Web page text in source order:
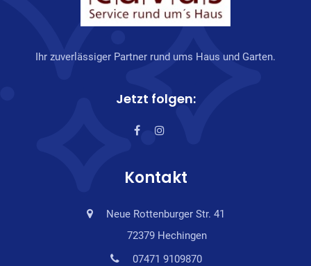
Ihr zuverlässiger Partner rund ums Haus und Garten.
Jetzt folgen:
Kontakt
Neue Rottenburger Str. 41
72379 Hechingen
07471 9109870